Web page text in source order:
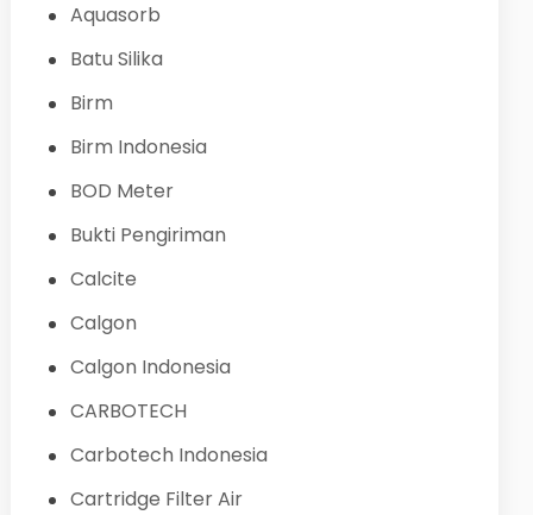
Aquasorb
Batu Silika
Birm
Birm Indonesia
BOD Meter
Bukti Pengiriman
Calcite
Calgon
Calgon Indonesia
CARBOTECH
Carbotech Indonesia
Cartridge Filter Air